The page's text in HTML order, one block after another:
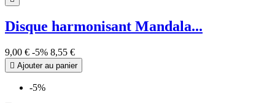
Disque harmonisant Mandala...
9,00 € -5% 8,55 €
 Ajouter au panier
-5%